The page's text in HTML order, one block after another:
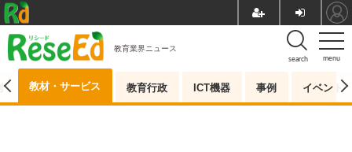
menu
search
教育業界ニュース
教材・サービス 教育行政 ICT機器 事例 イベント